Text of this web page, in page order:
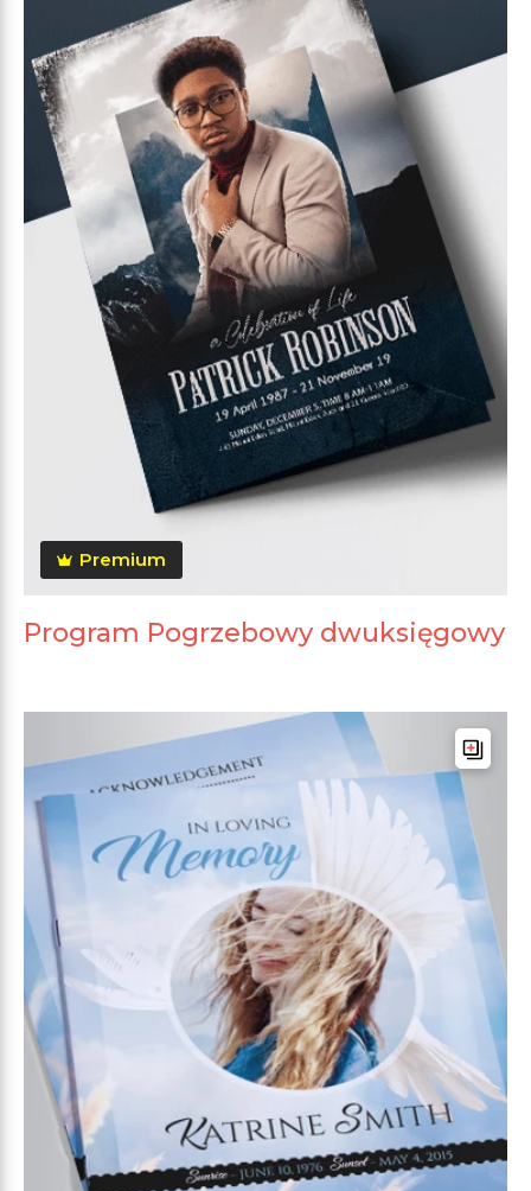
Premium
Program Pogrzebowy dwuksięgowy